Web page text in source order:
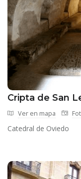
Cripta de San
Ver en mapa
Catedral de Oviedo